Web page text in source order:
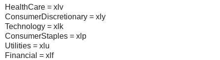
HealthCare = xlv
ConsumerDiscretionary = xly
Technology = xlk
ConsumerStaples = xlp
Utilities = xlu
Financial = xlf